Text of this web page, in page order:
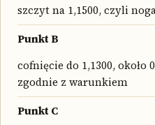
szczyt na 1,1500, czyli
Punkt B
cofnięcie do 1,1300, około
zgodnie z warunkiem
Punkt C